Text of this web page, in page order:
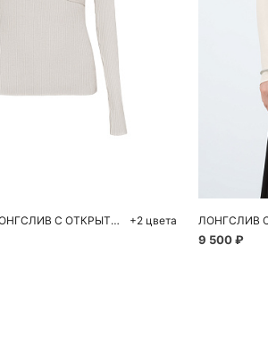
ТРИКОТАЖНЫЙ ЛОНГСЛИВ С ОТКРЫТЫМ ПЛЕЧОМ +2 цвета
S
9 500 ₽